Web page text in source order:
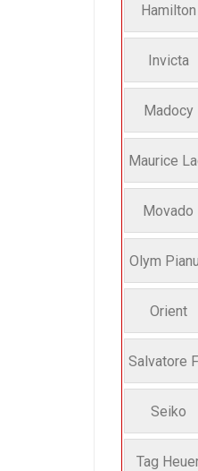
Hamilton
Invicta
Madocy
Maurice
Movado
Olym
Orient
Salvatore
Seiko
Tag